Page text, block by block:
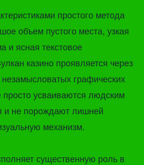
простого метода
объем пустого места, узкая
и ясная текстовое
казино проявляется через
графических
усваиваются людским
и не порождают лишней
механизм.
существенную роль в